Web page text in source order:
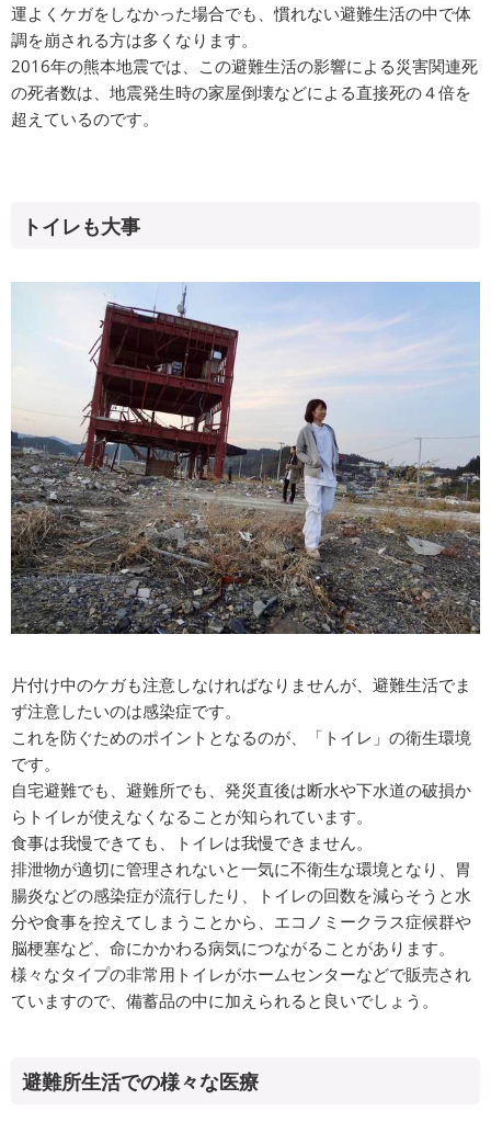
運よくケガをしなかった場合でも、慣れない避難生活の中で体
調を崩される方は多くなります。
2016年の熊本地震では、この避難生活の影響による災害関連死
の死者数は、地震発生時の家屋倒壊などによる直接死の４倍を
超えているのです。
トイレも大事
片付け中のケガも注意しなければなりませんが、避難生活でま
ず注意したいのは感染症です。
これを防ぐためのポイントとなるのが、「トイレ」の衛生環境
です。
自宅避難でも、避難所でも、発災直後は断水や下水道の破損か
らトイレが使えなくなることが知られています。
食事は我慢できても、トイレは我慢できません。
排泄物が適切に管理されないと一気に不衛生な環境となり、胃
腸炎などの感染症が流行したり、トイレの回数を減らそうと水
分や食事を控えてしまうことから、エコノミークラス症候群や
脳梗塞など、命にかかわる病気につながることがあります。
様々なタイプの非常用トイレがホームセンターなどで販売され
ていますので、備蓄品の中に加えられると良いでしょう。
避難所生活での様々な医療